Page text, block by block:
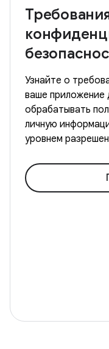
Узнайте о
ваше приложение
обрабатывать
личную
уровнем